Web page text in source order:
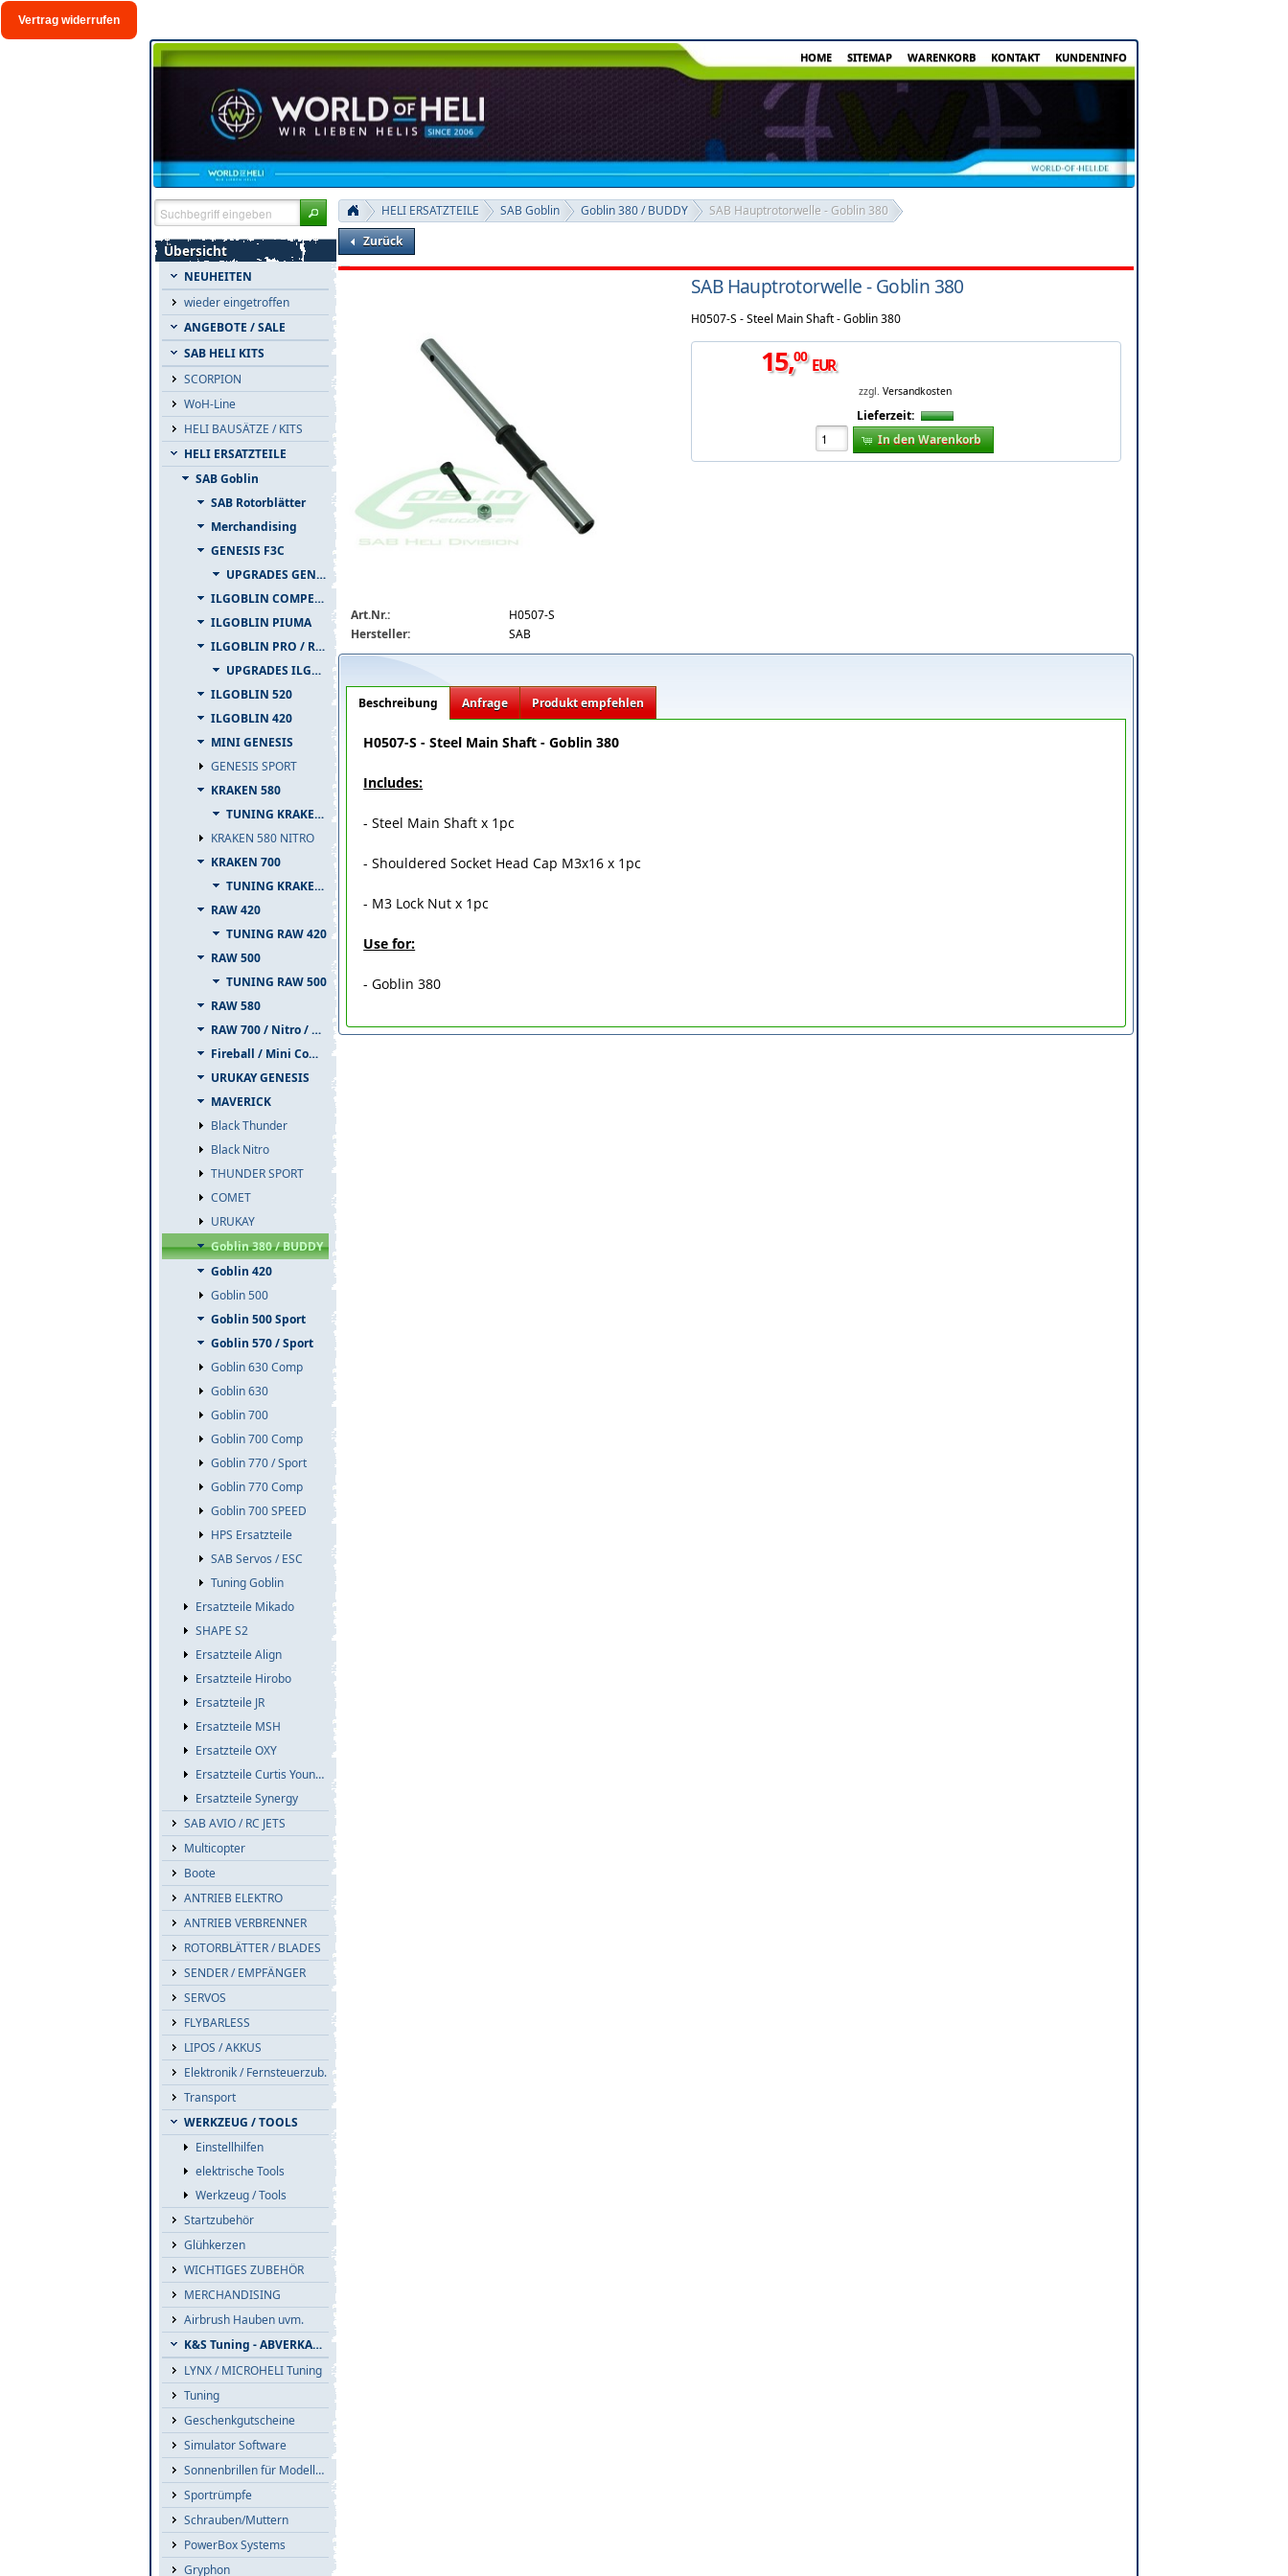
Vertrag widerrufen
HOME SITEMAP WARENKORB KONTAKT KUNDENINFO
Übersicht
NEUHEITEN
wieder eingetroffen
ANGEBOTE / SALE
SAB HELI KITS
SCORPION
WoH-Line
HELI BAUSÄTZE / KITS
HELI ERSATZTEILE
SAB Goblin
SAB Rotorblätter
Merchandising
GENESIS F3C
UPGRADES GENESIS F3C
ILGOBLIN COMPETIZIONE
ILGOBLIN PIUMA
ILGOBLIN PRO / RAW 700
UPGRADES ILGOBLIN PRO / RAW 700
ILGOBLIN 520
ILGOBLIN 420
MINI GENESIS
GENESIS SPORT
KRAKEN 580
TUNING KRAKEN 580
KRAKEN 580 NITRO
KRAKEN 700
TUNING KRAKEN 700
RAW 420
TUNING RAW 420
RAW 500
TUNING RAW 500
RAW 580
RAW 700 / Nitro / PIUMA
Fireball / Mini Comet
URUKAY GENESIS
MAVERICK
Black Thunder
Black Nitro
THUNDER SPORT
COMET
URUKAY
Goblin 380 / BUDDY
Goblin 420
Goblin 500
Goblin 500 Sport
Goblin 570 / Sport
Goblin 630 Comp
Goblin 630
Goblin 700
Goblin 700 Comp
Goblin 770 / Sport
Goblin 770 Comp
Goblin 700 SPEED
HPS Ersatzteile
SAB Servos / ESC
Tuning Goblin
Ersatzteile Mikado
SHAPE S2
Ersatzteile Align
Ersatzteile Hirobo
Ersatzteile JR
Ersatzteile MSH
Ersatzteile OXY
Ersatzteile Curtis Youngblood
Ersatzteile Synergy
SAB AVIO / RC JETS
Multicopter
Boote
ANTRIEB ELEKTRO
ANTRIEB VERBRENNER
ROTORBLÄTTER / BLADES
SENDER / EMPFÄNGER
SERVOS
FLYBARLESS
LIPOS / AKKUS
Elektronik / Fernsteuerzub.
Transport
WERKZEUG / TOOLS
Einstellhilfen
elektrische Tools
Werkzeug / Tools
Startzubehör
Glühkerzen
WICHTIGES ZUBEHÖR
MERCHANDISING
Airbrush Hauben uvm.
K&S Tuning - ABVERKAUF
LYNX / MICROHELI Tuning
Tuning
Geschenkgutscheine
Simulator Software
Sonnenbrillen für Modellflieger
Sportrümpfe
Schrauben/Muttern
PowerBox Systems
Gryphon
HELI ERSATZTEILE SAB Goblin Goblin 380 / BUDDY
SAB Hauptrotorwelle - Goblin 380
Zurück
Art.Nr.:
H0507-S
Hersteller:
SAB
SAB Hauptrotorwelle - Goblin 380
H0507-S - Steel Main Shaft - Goblin 380
15,00 EUR
zzgl. Versandkosten
Lieferzeit:
In den Warenkorb
Beschreibung Anfrage Produkt empfehlen
H0507-S - Steel Main Shaft - Goblin 380
Includes:
- Steel Main Shaft x 1pc
- Shouldered Socket Head Cap M3x16 x 1pc
- M3 Lock Nut x 1pc
Use for:
- Goblin 380